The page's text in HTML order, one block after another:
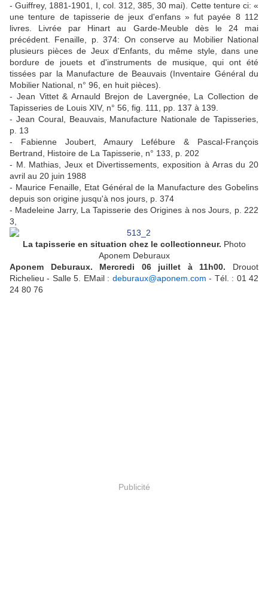
- Guiffrey, 1881-1901, I, col. 312, 385, 30 mai). Cette tenture ci: «
une tenture de tapisserie de jeux d'enfans » fut payée 8 112
livres. Livrée par Hinart au Garde-Meuble dès le 24 mai
précédent. Fenaille, p. 374: On conserve au Mobilier National
plusieurs pièces de Jeux d'Enfants, du même style, dans une
bordure de jouets et d'instruments de musique, qui ont été
tissées par la Manufacture de Beauvais (Inventaire Général du
Mobilier National, n° 96, en huit pièces).
- Jean Vittet & Arnauld Brejon de Lavergnée, La Collection de
Tapisseries de Louis XIV, n° 56, fig. 111, pp. 137 à 139.
- Jean Coural, Beauvais, Manufacture Nationale de Tapisseries,
p. 13
- Fabienne Joubert, Amaury Lefébure & Pascal-François
Bertrand, Histoire de La Tapisserie, n° 133, p. 202
- M. Mathias, Jeux et Divertissements, exposition à Arras du 20
avril au 20 juin 1988
- Maurice Fenaille, Etat Général de la Manufacture des Gobelins
depuis son origine jusqu'à nos jours, p. 374
- Madeleine Jarry, La Tapisserie des Origines à nos Jours, p. 222
3,
La tapisserie en situation chez le collectionneur. Photo
Aponem Deburaux
Aponem Deburaux. Mercredi 06 juillet à 11h00. Drouot
Richelieu - Salle 5. EMail : deburaux@aponem.com - Tél. : 01 42
24 80 76
Publicité